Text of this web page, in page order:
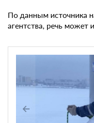
По данным источника
агентства, речь может